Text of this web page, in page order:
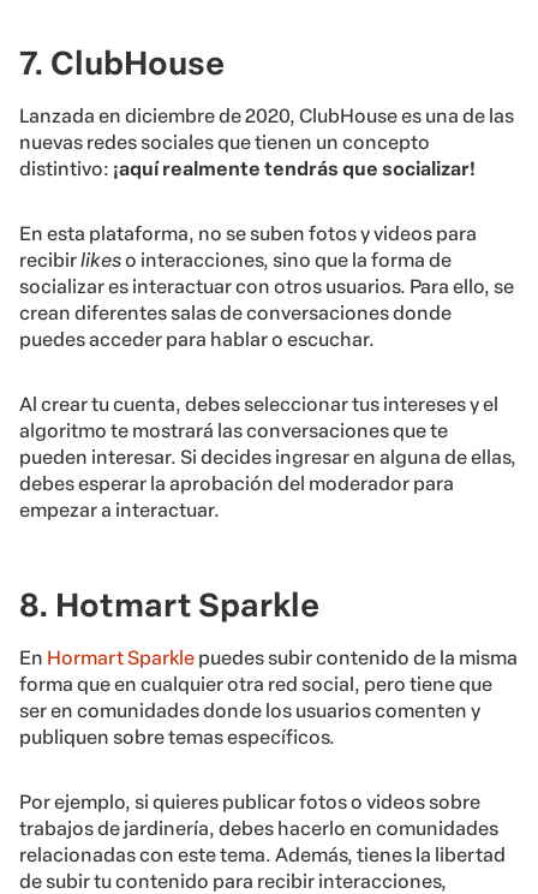
7. ClubHouse
Lanzada en diciembre de 2020, ClubHouse es una de las
nuevas redes sociales que tienen un concepto
distintivo: ¡aquí realmente tendrás que socializar!
En esta plataforma, no se suben fotos y videos para
recibirlikeso interacciones, sino que la forma de
socializar es interactuar con otros usuarios. Para ello, se
crean diferentes salas de conversaciones donde
puedes acceder para hablar o escuchar.
Al crear tu cuenta, debes seleccionar tus intereses y el
algoritmo te mostrará las conversaciones que te
pueden interesar. Si decides ingresar en alguna de ellas,
debes esperar la aprobación del moderador para
empezar a interactuar.
8. Hotmart Sparkle
En Hormart Sparkle puedes subir contenido de la misma
forma que en cualquier otra red social, pero tiene que
ser en comunidades donde los usuarios comenten y
publiquen sobre temas específicos.
Por ejemplo, si quieres publicar fotos o videos sobre
trabajos de jardinería, debes hacerlo en comunidades
relacionadas con este tema. Además, tienes la libertad
de subir tu contenido para recibir interacciones,